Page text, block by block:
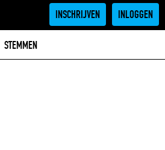
INSCHRIJVEN INLOGGEN
STEMMEN